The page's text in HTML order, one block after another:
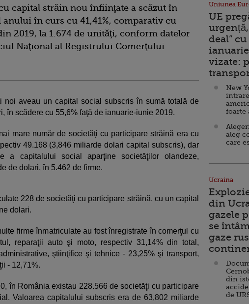
capital străin nou înfiinţate a scăzut în
în curs cu 41,41%, comparativ cu
2019, la 1.674 de unităţi, conform datelor
Naţional al Registrului Comerţului
noi aveau un capital social subscris în sumă totală de
în scădere cu 55,6% faţă de ianuarie-iunie 2019.
mare număr de societăţi cu participare străină era cu
49.168 (3,846 miliarde dolari capital subscris), dar
a capitalului social aparţine societăţilor olandeze,
de dolari, în 5.462 de firme.
228 de societăţi cu participare străină, cu un capital
dolari.
firme înmatriculate au fost înregistrate în comerţul cu
reparaţii auto şi moto, respectiv 31,14% din total,
ştiinţifice şi tehnice - 23,25% şi transport,
- 12,71%.
în România existau 228.566 de societăţi cu participare
Valoarea capitalului subscris era de 63,802 miliarde
Uniunea
UE
deal”
vizate:
New
foarte
aleg
care
Ucraina
din
gazele
se
gaze
din
de